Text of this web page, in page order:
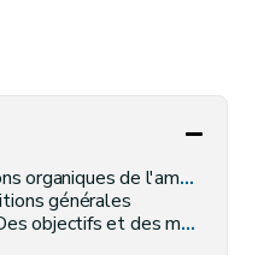
de l'aménagement du territoire et de l'urbanisme
générales
objectifs et des moyens